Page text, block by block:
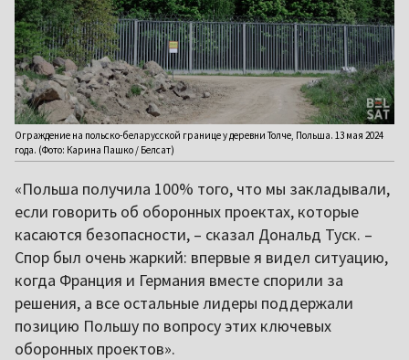
Ограждение на польско-беларусской границе у деревни Толче, Польша. 13 мая 2024
года. (Фото: Карина Пашко / Белсат)
«Польша получила 100% того, что мы закладывали,
если говорить об оборонных проектах, которые
касаются безопасности, – сказал Дональд Туск. –
Спор был очень жаркий: впервые я видел ситуацию,
когда Франция и Германия вместе спорили за
решения, а все остальные лидеры поддержали
позицию Польшу по вопросу этих ключевых
оборонных проектов».